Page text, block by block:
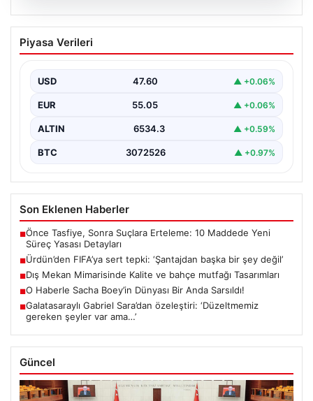
05.08.2026
Ürdün’den FIFA’ya sert tepki: ‘Şantajdan
başka bir şey değil’
Piyasa Verileri
USD 47.60 ▲ +0.06%
EUR 55.05 ▲ +0.06%
ALTIN 6534.3 ▲ +0.59%
BTC 3072526 ▲ +0.97%
Son Eklenen Haberler
■Önce Tasfiye, Sonra Suçlara Erteleme: 10 Maddede Yeni
Süreç Yasası Detayları
■Ürdün’den FIFA’ya sert tepki: ‘Şantajdan başka bir şey değil’
■Dış Mekan Mimarisinde Kalite ve bahçe mutfağı Tasarımları
■O Haberle Sacha Boey’in Dünyası Bir Anda Sarsıldı!
■Galatasaraylı Gabriel Sara’dan özeleştiri: ‘Düzeltmemiz
gereken şeyler var ama…’
Güncel